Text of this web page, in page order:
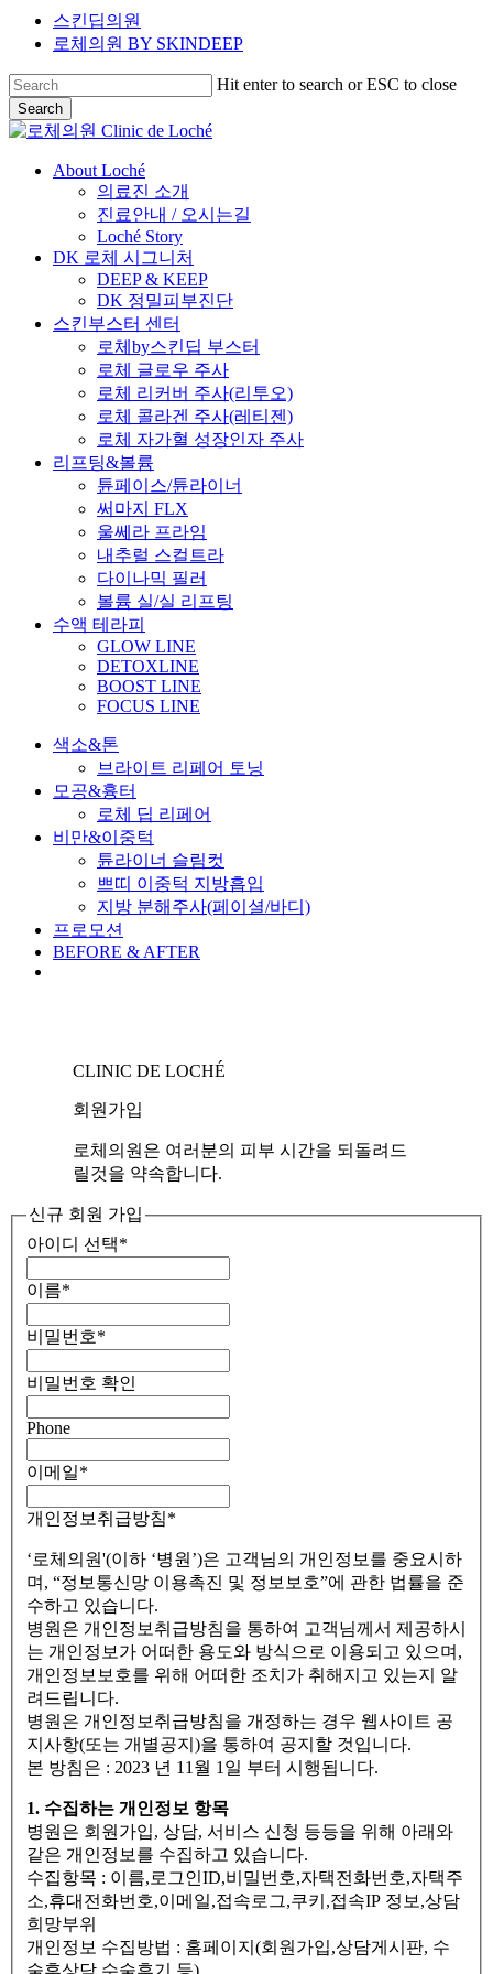
스킨딥의원
로체의원 BY SKINDEEP
Hit enter to search or ESC to close
Search
Close
Menu
About Loché
의료진 소개
진료안내 / 오시는길
Loché Story
DK 로체 시그니처
DEEP & KEEP
DK 정밀피부진단
스킨부스터 센터
로체by스킨딥 부스터
로체 글로우 주사
로체 리커버 주사(리투오)
로체 콜라겐 주사(레티젠)
로체 자가혈 성장인자 주사
리프팅&볼륨
튠페이스/튠라이너
써마지 FLX
울쎄라 프라임
내추럴 스컬트라
다이나믹 필러
볼륨 실/실 리프팅
수액 테라피
GLOW LINE
DETOXLINE
BOOST LINE
FOCUS LINE
색소&톤
브라이트 리페어 토닝
모공&흉터
로체 딥 리페어
비만&이중턱
튠라이너 슬림컷
쁘띠 이중턱 지방흡입
지방 분해주사(페이셜/바디)
프로모션
BEFORE & AFTER
CLINIC DE LOCHÉ
회원가입
로체의원은 여러분의 피부 시간을 되돌려드
릴것을 약속합니다.
신규 회원 가입
아이디 선택*
이름*
비밀번호*
비밀번호 확인
Phone
이메일*
개인정보취급방침*
‘로체의원'(이하 ‘병원’)은 고객님의 개인정보를 중요시하
며, “정보통신망 이용촉진 및 정보보호”에 관한 법률을 준
수하고 있습니다.
병원은 개인정보취급방침을 통하여 고객님께서 제공하시
는 개인정보가 어떠한 용도와 방식으로 이용되고 있으며,
개인정보보호를 위해 어떠한 조치가 취해지고 있는지 알
려드립니다.
병원은 개인정보취급방침을 개정하는 경우 웹사이트 공
지사항(또는 개별공지)을 통하여 공지할 것입니다.
본 방침은 : 2023 년 11월 1일 부터 시행됩니다.
1. 수집하는 개인정보 항목
병원은 회원가입, 상담, 서비스 신청 등등을 위해 아래와
같은 개인정보를 수집하고 있습니다.
수집항목 : 이름,로그인ID,비밀번호,자택전화번호,자택주
소,휴대전화번호,이메일,접속로그,쿠키,접속IP 정보,상담
희망부위
개인정보 수집방법 : 홈페이지(회원가입,상담게시판, 수
술후상담,수술후기 등)